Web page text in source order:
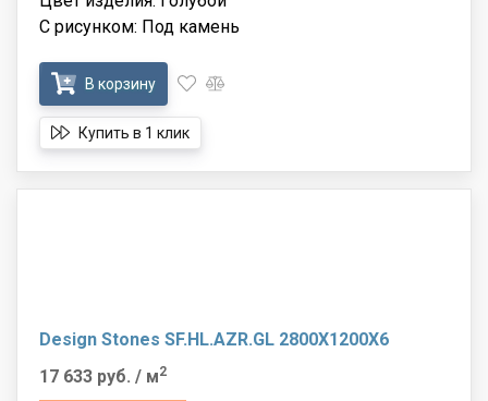
С рисунком: Под камень
В корзину
Купить в 1 клик
Design Stones SF.HL.AZR.GL 2800X1200X6
17 633 руб. / м2